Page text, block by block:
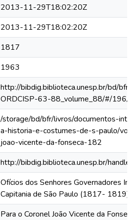
2013-11-29T18:02:20Z
2013-11-29T18:02:20Z
1817
1963
http://bibdig.biblioteca.unesp.br/bd/
ORDCISP-63-88_volume_88/#/196/
/storage/bd/bfr/livros/documentos-
a-historia-e-costumes-de-s-paulo/
joao-vicente-da-fonseca-182
http://bibdig.biblioteca.unesp.br/
Ofícios dos Senhores Governadores
Capitania de São Paulo (1817- 1819)
Para o Coronel João Vicente da